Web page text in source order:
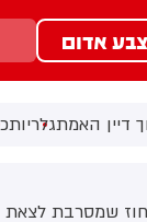
צבע אדום
דיין האמתגלריות
גורם אמריקני ל-i24NEWS: